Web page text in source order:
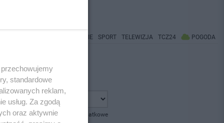
CO BĘDZIE SPORT TELEWIZJA TCZ24 POGODA
pokaż opcje dodatkowe
standardowe
reklam,
usług. Za zgodą
oraz aktywnie